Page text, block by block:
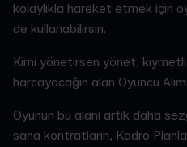
kolaylıkla hareket etmek için
de kullanabilirsin.
Kimi yönetirsen yönet,
harcayacağın alan Oyuncu
Oyunun bu alanı artık daha
sana kontratların, Kadro